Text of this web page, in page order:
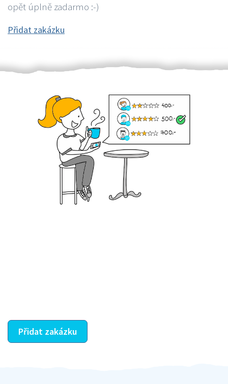
opět úplně zadarmo :-)
Přidat zakázku
Přidat zakázku